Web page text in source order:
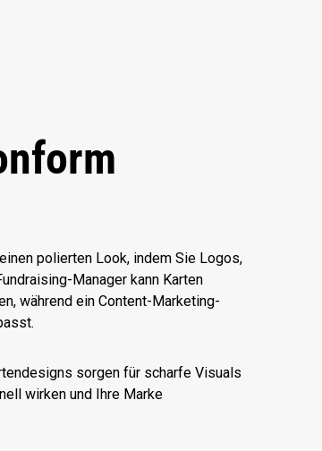
polierten Look, indem Sie Logos,
Manager kann Karten
während ein Content-Marketing-
sorgen für scharfe Visuals
wirken und Ihre Marke